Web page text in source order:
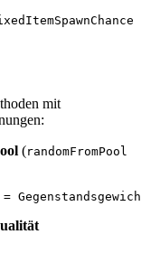
mit
(randomFromPool